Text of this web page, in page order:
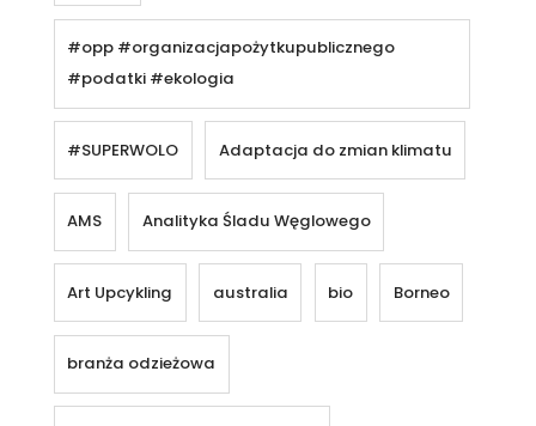
#opp #organizacjapożytkupublicznego
#podatki #ekologia
#SUPERWOLO Adaptacja do zmian klimatu
AMS Analityka Śladu Węglowego
Art Upcykling australia bio Borneo
branża odzieżowa